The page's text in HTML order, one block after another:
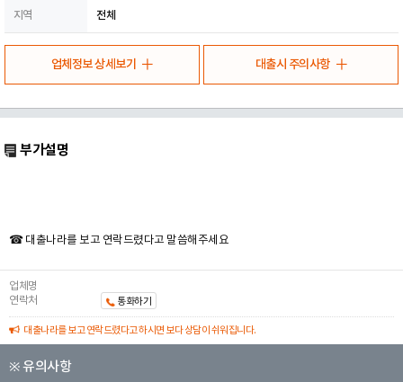
지역 전체
업체정보 상세보기 대출시 주의사항
부가설명
☎ 대출나라를 보고 연락드렸다고 말씀해주세요
업체명
연락처
통화하기
대출나라를 보고 연락드렸다고 하시면 보다 상담이 쉬워집니다.
※ 유의사항